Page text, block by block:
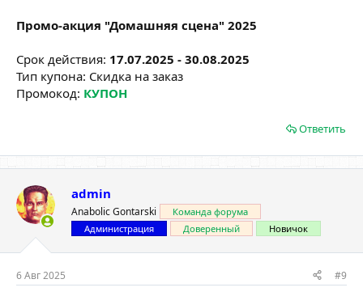
Промо-акция "Домашняя сцена" 2025
Срок действия: 17.07.2025 - 30.08.2025
Тип купона: Скидка на заказ
Промокод: КУПОН
Ответить
admin
Anabolic Gontarski
Команда форума
Администрация
Доверенный Новичок
6 Авг 2025 #9